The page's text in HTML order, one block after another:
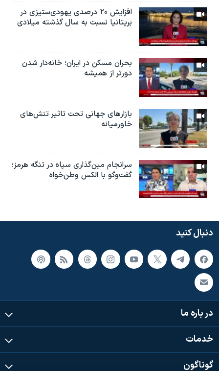
افزایش ۲۰ درصدی یهودی‌ستیزی در
بریتانیا نسبت به سال گذشته میلادی
بحران مسکن در ایران؛ خانه‌دار شدن
دورتر از همیشه
بازارهای جهانی تحت تاثیر تنش‌های
خاورمیانه
سرانجام مین‌گذاری‌ سپاه در تنگه هرمز؛
گفت‌وگو با الکس وطن‌خواه
دنبال کنید
در باره ما
خدمات
گوناگون